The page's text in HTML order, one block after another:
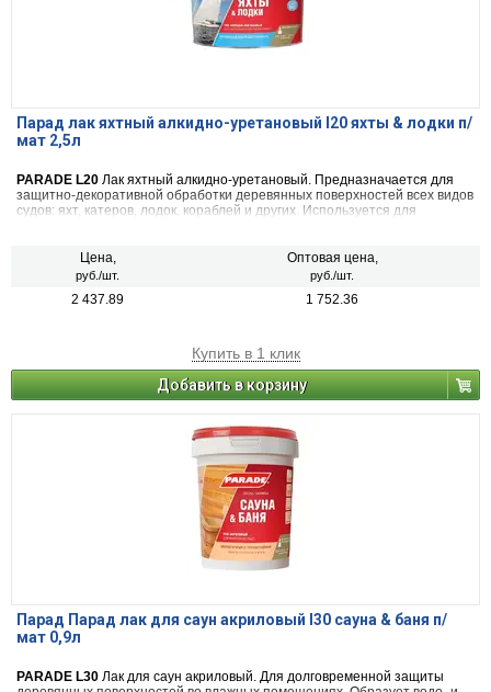
Парад лак яхтный алкидно-уретановый l20 яхты & лодки п/
мат 2,5л
PARADE L20 Лак яхтный алкидно-уретановый. Предназначается для
защитно-декоративной обработки деревянных поверхностей всех видов
судов: яхт, катеров, лодок, кораблей и других. Используется для
Цена,
руб./шт.
Оптовая цена,
руб./шт.
2 437.89 1 752.36
Купить в 1 клик
Добавить в корзину
Парад Парад лак для саун акриловый l30 сауна & баня п/
мат 0,9л
PARADE L30 Лак для саун акриловый. Для долговременной защиты